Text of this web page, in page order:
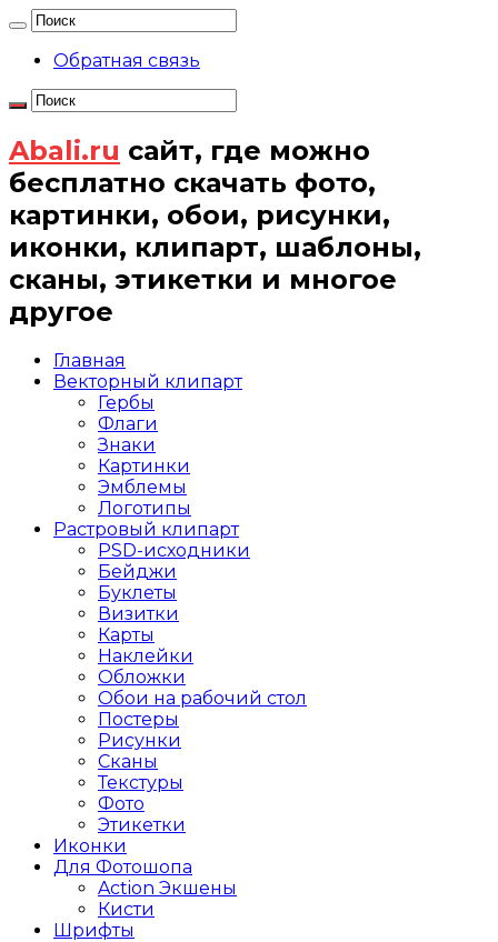
Обратная связь
Abali.ru сайт, где можно
бесплатно скачать фото,
картинки, обои, рисунки,
иконки, клипарт, шаблоны,
сканы, этикетки и многое
другое
Главная
Векторный клипарт
Гербы
Флаги
Знаки
Картинки
Эмблемы
Логотипы
Растровый клипарт
PSD-исходники
Бейджи
Буклеты
Визитки
Карты
Наклейки
Обложки
Обои на рабочий стол
Постеры
Рисунки
Сканы
Текстуры
Фото
Этикетки
Иконки
Для Фотошопа
Action Экшены
Кисти
Шрифты